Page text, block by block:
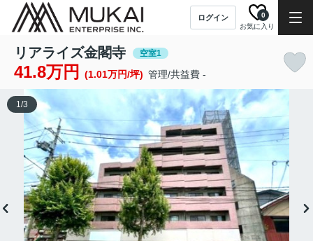
ログイン
お気に入り
0
リアライズ金閣寺 空室1
41.8万円 (1.01万円/坪) 管理/共益費 -
1/3